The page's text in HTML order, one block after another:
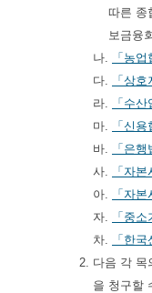
따른 종
보금융
나.
「농
다.
「상
라.
「수
마.
「신
바.
「은
사.
「자
아.
「자
자.
「중
차.
「한
2. 다음 각 목
을 청구할